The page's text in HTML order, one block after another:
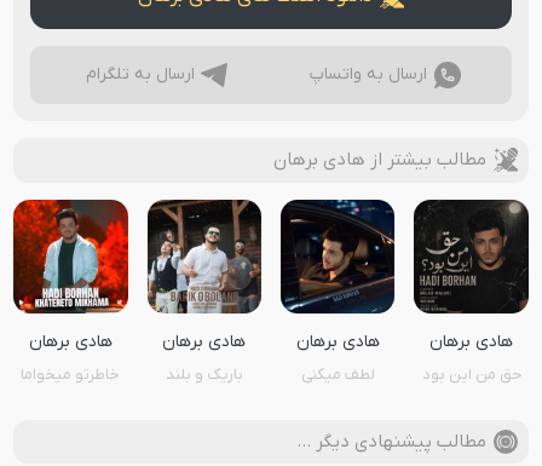
ارسال به واتساپ ارسال به تلگرام
مطالب بیشتر از هادی برهان
هادی برهان
حق من این بود
هادی برهان
لطف میکنی
هادی برهان
باریک و بلند
هادی برهان
خاطرتو میخواما
مطالب پیشنهادی دیگر …